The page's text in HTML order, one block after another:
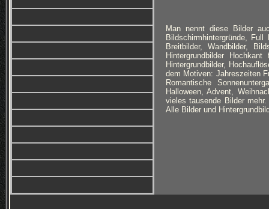
Man nennt diese Bilder
Bildschirmhintergründe,
Breitbilder, Wandbilder,
Hintergrundbilder
Hintergrundbilder,
dem Motiven: Jahreszeiten
Romantische
Halloween, Advent,
vieles tausende Bilder
Alle Bilder und